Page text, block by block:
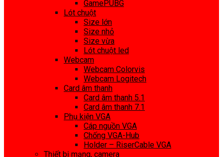
GamePUBG
Lót chuột
Size lớn
Size nhỏ
Size vừa
Lót chuột led
Webcam
Webcam Colorvis
Webcam Logitech
Card âm thanh
Card âm thanh 5.1
Card âm thanh 7.1
Phụ kiện VGA
Cáp nguồn VGA
Chống VGA-Hub
Holder – RiserCable VGA
Thiết bị mạng, camera